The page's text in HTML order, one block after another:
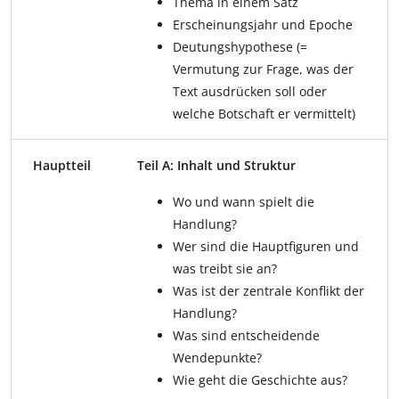
Erscheinungsjahr und Epoche
Deutungshypothese (=
Vermutung zur Frage, was der
Text ausdrücken soll oder
welche Botschaft er vermittelt)
Hauptteil Teil A: Inhalt und Struktur
Wo und wann spielt die
Handlung?
Wer sind die Hauptfiguren und
was treibt sie an?
Was ist der zentrale Konflikt der
Handlung?
Was sind entscheidende
Wendepunkte?
Wie geht die Geschichte aus?